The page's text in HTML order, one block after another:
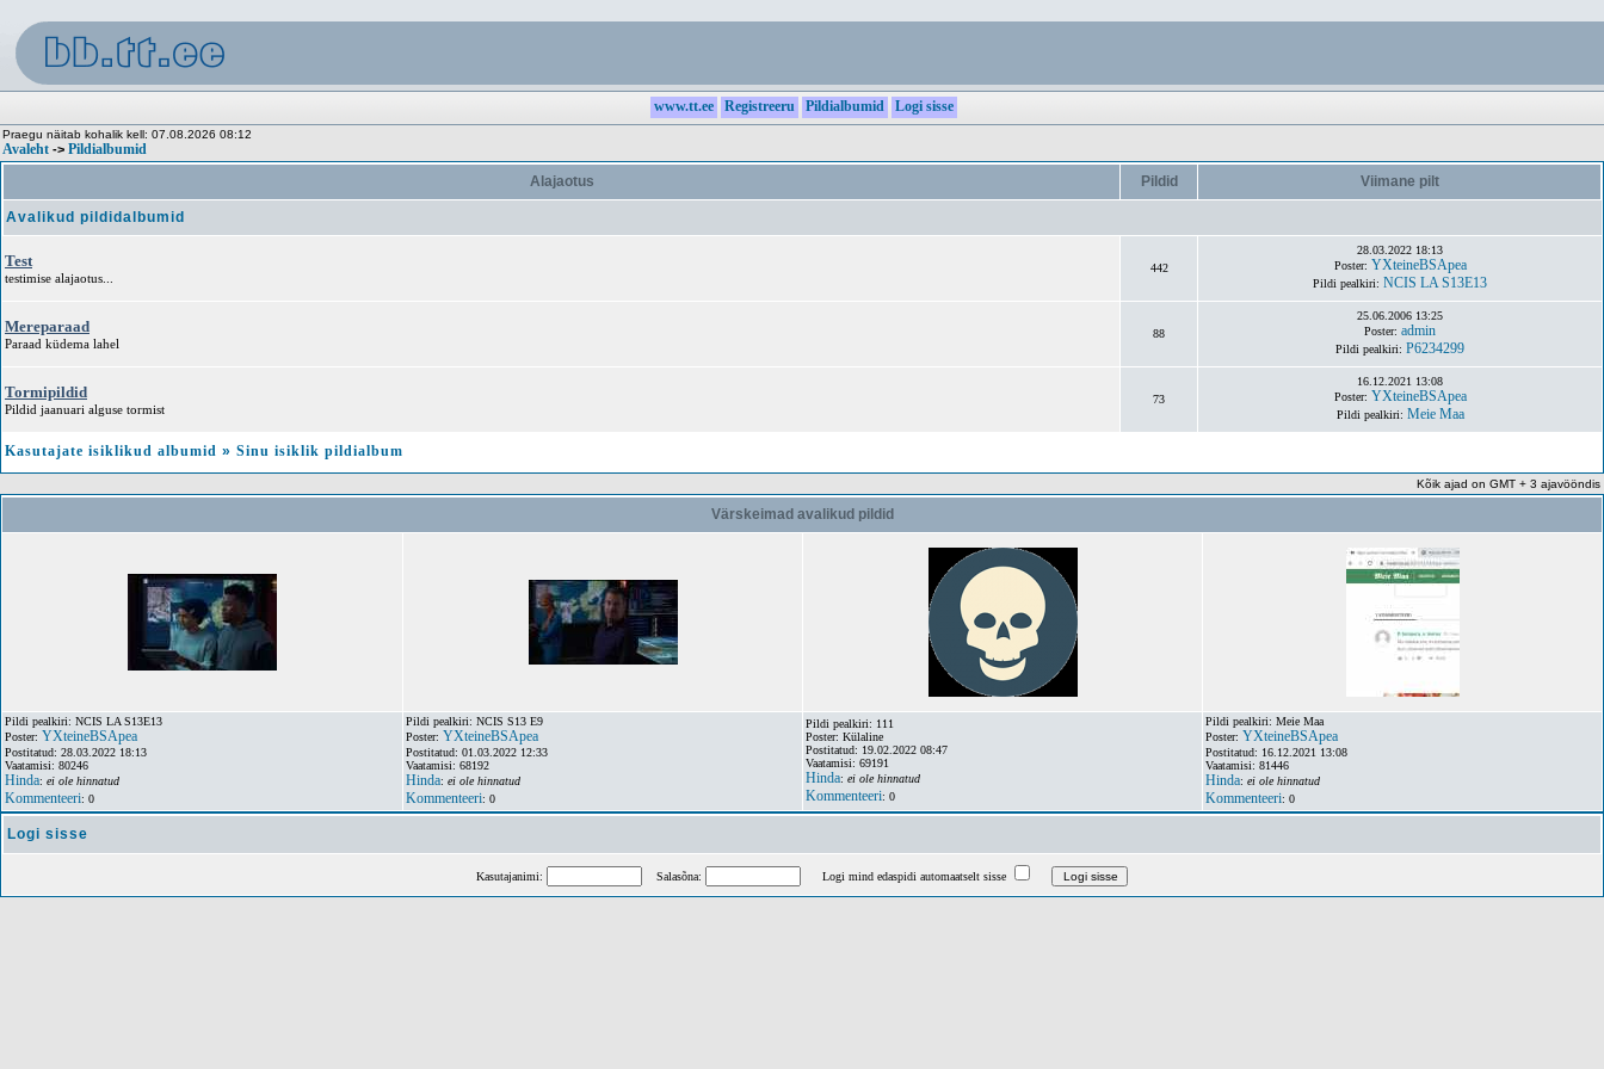
www.tt.ee Registreeru Pildialbumid Logi sisse
Praegu näitab kohalik kell: 07.08.2026 08:12
Avaleht -> Pildialbumid
Alajaotus
Pildid Viimane pilt
Avalikud pildidalbumid
Test
testimise alajaotus...
442
28.03.2022 18:13
Poster: YXteineBSApea
Pildi pealkiri: NCIS LA S13E13
Mereparaad
Paraad küdema lahel
88
25.06.2006 13:25
Poster: admin
Pildi pealkiri: P6234299
Tormipildid
Pildid jaanuari alguse tormist
73
16.12.2021 13:08
Poster: YXteineBSApea
Pildi pealkiri: Meie Maa
Kasutajate isiklikud albumid » Sinu isiklik pildialbum
Kõik ajad on GMT + 3 ajavööndis
Värskeimad avalikud pildid
Pildi pealkiri: NCIS LA S13E13
Poster: YXteineBSApea
Postitatud: 28.03.2022 18:13
Vaatamisi: 80246
Hinda: ei ole hinnatud
Kommenteeri: 0
Pildi pealkiri: NCIS S13 E9
Poster: YXteineBSApea
Postitatud: 01.03.2022 12:33
Vaatamisi: 68192
Hinda: ei ole hinnatud
Kommenteeri: 0
Pildi pealkiri: 111
Poster: Külaline
Postitatud: 19.02.2022 08:47
Vaatamisi: 69191
Hinda: ei ole hinnatud
Kommenteeri: 0
Pildi pealkiri: Meie Maa
Poster: YXteineBSApea
Postitatud: 16.12.2021 13:08
Vaatamisi: 81446
Hinda: ei ole hinnatud
Kommenteeri: 0
Logi sisse
Kasutajanimi: Salasõna: Logi mind edaspidi automaatselt sisse